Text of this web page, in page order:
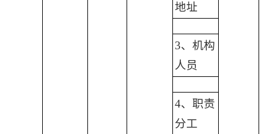
地址
3、机构
人员
4、职责
分工